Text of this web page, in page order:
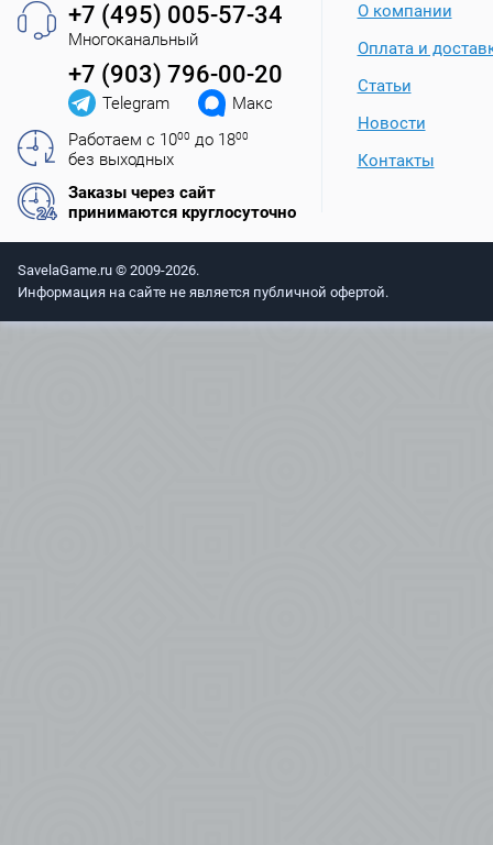
+7 (495) 005-57-34
Многоканальный
+7 (903) 796-00-20
Telegram
Макс
Работаем с 1000 до 1800
без выходных
Заказы через сайт
принимаются круглосуточно
О компании
Оплата и
Статьи
Новости
Контакты
SavelaGame.ru © 2009-2026.
Информация на сайте не является публичной офертой.